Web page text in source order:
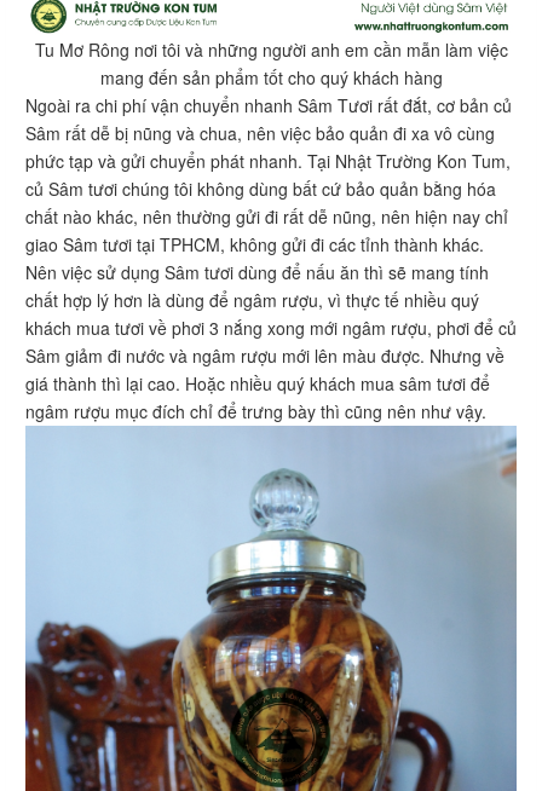
Tu Mơ Rông nơi tôi và những người anh em cần mẫn làm việc
mang đến sản phẩm tốt cho quý khách hàng
Ngoài ra chi phí vận chuyển nhanh Sâm Tươi rất đắt, cơ bản củ
Sâm rất dễ bị nũng và chua, nên việc bảo quản đi xa vô cùng
phức tạp và gửi chuyển phát nhanh. Tại Nhật Trường Kon Tum,
củ Sâm tươi chúng tôi không dùng bất cứ bảo quản bằng hóa
chất nào khác, nên thường gửi đi rất dễ nũng, nên hiện nay chỉ
giao Sâm tươi tại TPHCM, không gửi đi các tỉnh thành khác.
Nên việc sử dụng Sâm tươi dùng để nấu ăn thì sẽ mang tính
chất hợp lý hơn là dùng để ngâm rượu, vì thực tế nhiều quý
khách mua tươi về phơi 3 nắng xong mới ngâm rượu, phơi để củ
Sâm giảm đi nước và ngâm rượu mới lên màu được. Nhưng về
giá thành thì lại cao. Hoặc nhiều quý khách mua sâm tươi để
ngâm rượu mục đích chỉ để trưng bày thì cũng nên như vậy.